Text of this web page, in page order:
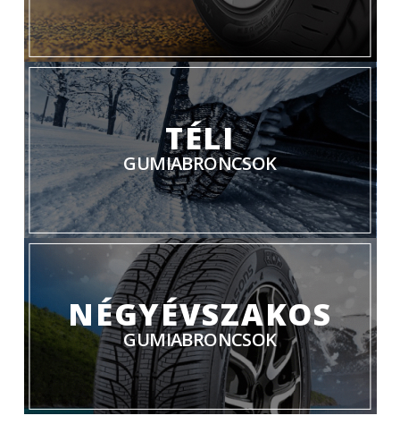
TÉLI
GUMIABRONCSOK
NÉGYÉVSZAKOS
GUMIABRONCSOK